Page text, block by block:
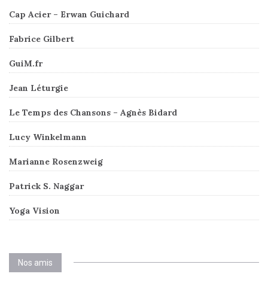
Cap Acier – Erwan Guichard
Fabrice Gilbert
GuiM.fr
Jean Léturgie
Le Temps des Chansons – Agnès Bidard
Lucy Winkelmann
Marianne Rosenzweig
Patrick S. Naggar
Yoga Vision
Nos amis